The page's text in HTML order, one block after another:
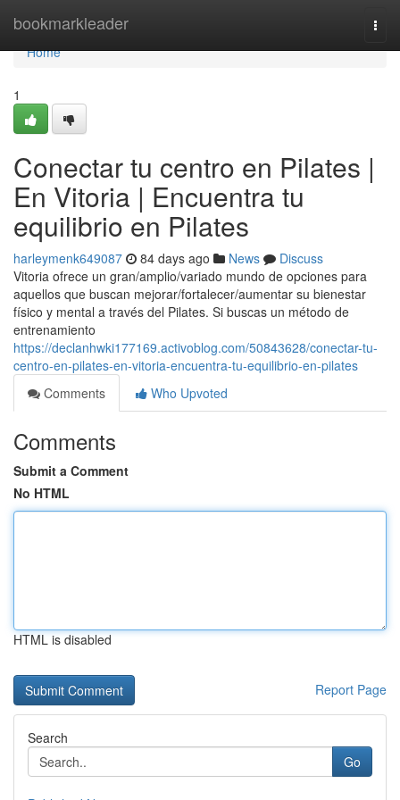
bookmarkleader
Home
Home
1
Conectar tu centro en Pilates |
En Vitoria | Encuentra tu
equilibrio en Pilates
harleymenk649087 84 days ago News
Discuss
Vitoria ofrece un gran/amplio/variado mundo de opciones para
aquellos que buscan mejorar/fortalecer/aumentar su bienestar
físico y mental a través del Pilates. Si buscas un método de
entrenamiento
https://declanhwki177169.activoblog.com/50843628/conectar-tu-
centro-en-pilates-en-vitoria-encuentra-tu-equilibrio-en-pilates
Comments
Who Upvoted
Comments
Submit a Comment
No HTML
HTML is disabled
Report Page
Search
Go